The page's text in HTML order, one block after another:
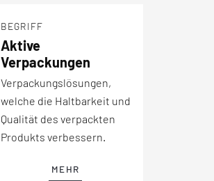
BEGRIFF
Aktive
Verpackungen
Verpackungslösungen,
welche die Haltbarkeit und
Qualität des verpackten
Produkts verbessern.
MEHR